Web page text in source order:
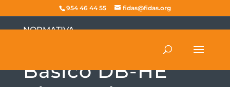
954 46 44 55 fidas@fidas.org
NORMATIVA
Básico DB-HE